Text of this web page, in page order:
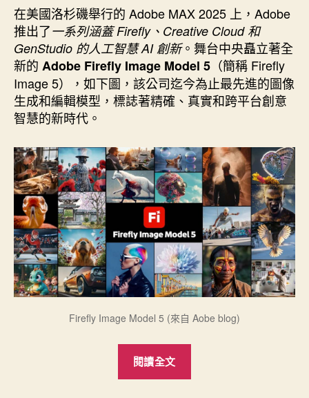
者
佈
日
期
在美國洛杉磯舉行的 Adobe MAX 2025 上，Adobe
推出了一系列涵蓋 Firefly、Creative Cloud 和
GenStudio 的人工智慧 AI 創新。舞台中央矗立著全
新的 Adobe Firefly Image Model 5 （簡稱 Firefly
Image 5），如下圖，該公司迄今為止最先進的圖像
生成和編輯模型，標誌著精確、真實和跨平台創意
智慧的新時代。
Firefly Image Model 5 (來自 Aobe blog)
閱讀全文